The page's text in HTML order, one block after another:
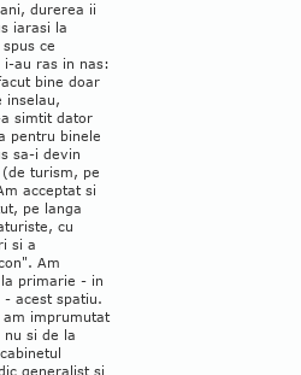
durerea ii
iarasi la
ce
au ras in nas:
bine doar
inselau,
simtit dator
pentru binele
sa-i devin
turism, pe
acceptat si
pe langa
cu
si a
Am
primarie - in
- acest spatiu.
imprumutat
nu si de la
generalist si